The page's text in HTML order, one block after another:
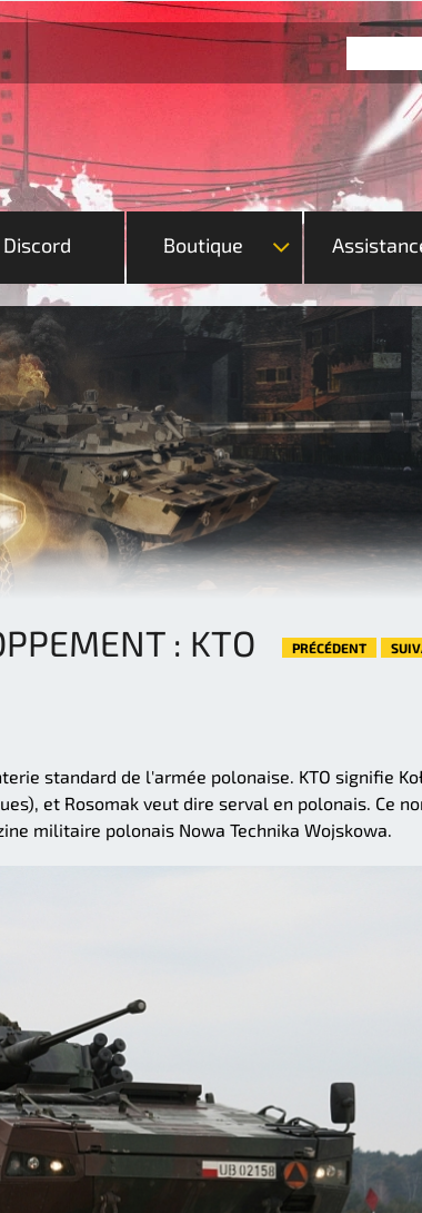
Discord Boutique
: KTO
PRÉCÉDENT
standard de l'armée polonaise. KTO signifie
et Rosomak veut dire serval en polonais. Ce
militaire polonais Nowa Technika Wojskowa.